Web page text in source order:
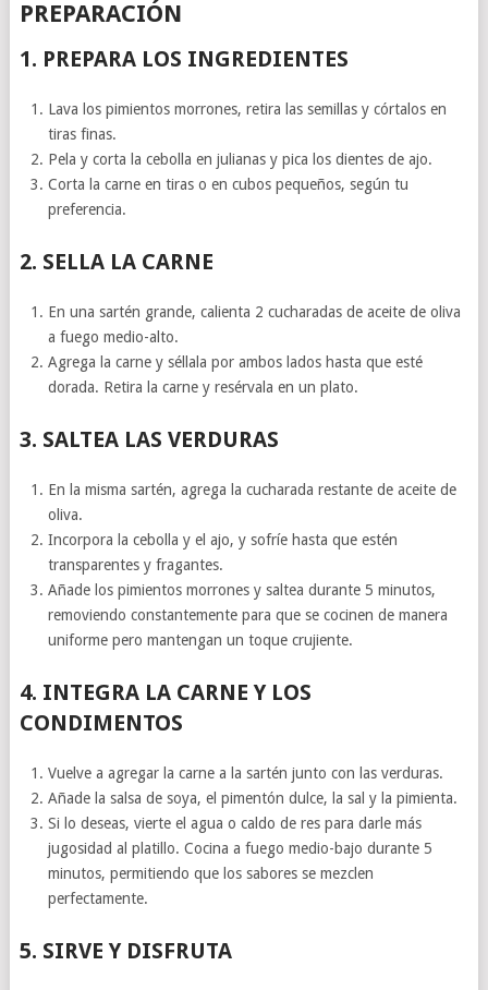
PREPARACIÓN
1. PREPARA LOS INGREDIENTES
Lava los pimientos morrones, retira las semillas y córtalos en
tiras finas.
Pela y corta la cebolla en julianas y pica los dientes de ajo.
Corta la carne en tiras o en cubos pequeños, según tu
preferencia.
2. SELLA LA CARNE
En una sartén grande, calienta 2 cucharadas de aceite de oliva
a fuego medio-alto.
Agrega la carne y séllala por ambos lados hasta que esté
dorada. Retira la carne y resérvala en un plato.
3. SALTEA LAS VERDURAS
En la misma sartén, agrega la cucharada restante de aceite de
oliva.
Incorpora la cebolla y el ajo, y sofríe hasta que estén
transparentes y fragantes.
Añade los pimientos morrones y saltea durante 5 minutos,
removiendo constantemente para que se cocinen de manera
uniforme pero mantengan un toque crujiente.
4. INTEGRA LA CARNE Y LOS
CONDIMENTOS
Vuelve a agregar la carne a la sartén junto con las verduras.
Añade la salsa de soya, el pimentón dulce, la sal y la pimienta.
Si lo deseas, vierte el agua o caldo de res para darle más
jugosidad al platillo. Cocina a fuego medio-bajo durante 5
minutos, permitiendo que los sabores se mezclen
perfectamente.
5. SIRVE Y DISFRUTA